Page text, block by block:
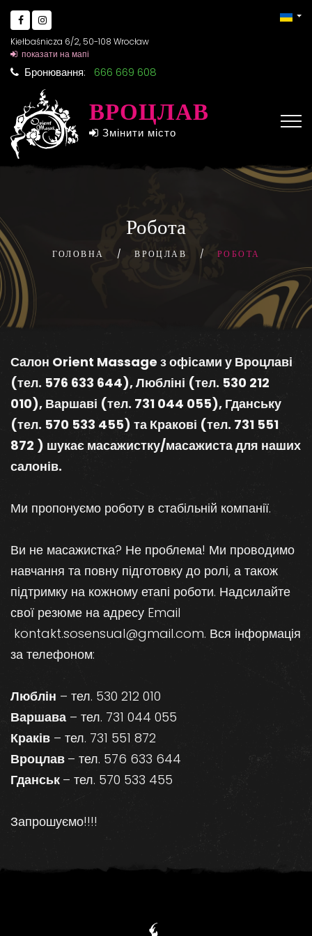
Kiełbaśnicza 6/2, 50-108 Wrocław
показати на мапі
Бронювання: 666 669 608
ВРОЦЛАВ
Змінити місто
Робота
ГОЛОВНА ВРОЦЛАВ РОБОТА
Салон Orient Massage з офісами у Вроцлаві
(тел. 576 633 644), Любліні (тел. 530 212
010), Варшаві (тел. 731 044 055), Гданську
(тел. 570 533 455) та Кракові (тел. 731 551
872 ) шукає масажистку/масажиста для наших
салонів.
Ми пропонуємо роботу в стабільній компанії.
Ви не масажистка? Не проблема! Ми проводимо
навчання та повну підготовку до ролі, а також
підтримку на кожному етапі роботи. Надсилайте
свої резюме на адресу Email
kontakt.sosensual@gmail.com. Вся інформація
за телефоном:
Люблін – тел. 530 212 010
Варшава – тел. 731 044 055
Краків – тел. 731 551 872
Вроцлав – тел. 576 633 644
Гданськ – тел. 570 533 455
Запрошуємо!!!!